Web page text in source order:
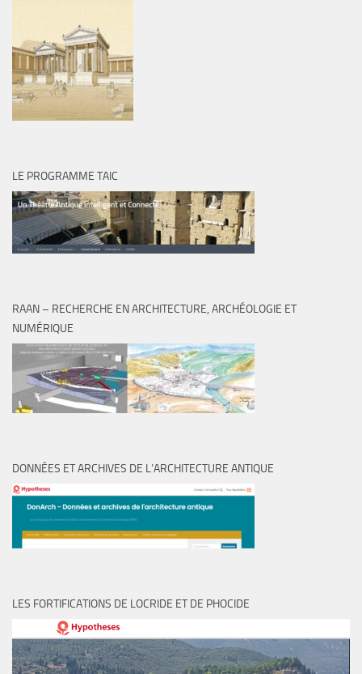
LE PROGRAMME TAIC
RAAN – RECHERCHE EN ARCHITECTURE, ARCHÉOLOGIE ET
NUMÉRIQUE
DONNÉES ET ARCHIVES DE L’ARCHITECTURE ANTIQUE
LES FORTIFICATIONS DE LOCRIDE ET DE PHOCIDE